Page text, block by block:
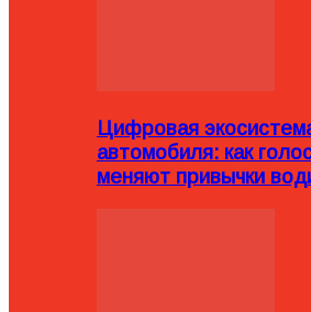
Цифровая
автомобиля: как
меняют привычки